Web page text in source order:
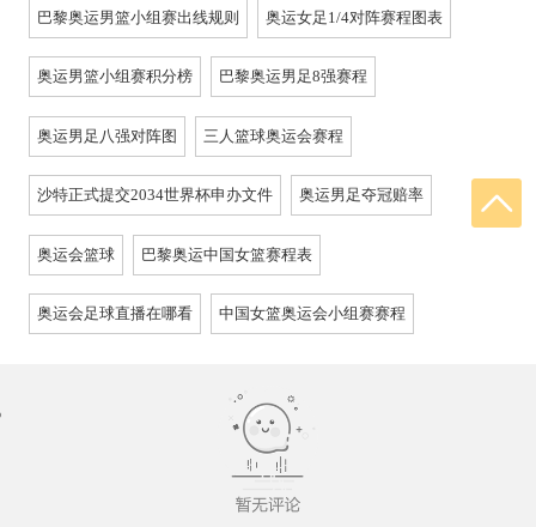
巴黎奥运男篮小组赛出线规则 奥运女足1/4对阵赛程图表
奥运男篮小组赛积分榜 巴黎奥运男足8强赛程
奥运男足八强对阵图 三人篮球奥运会赛程
沙特正式提交2034世界杯申办文件 奥运男足夺冠赔率
奥运会篮球 巴黎奥运中国女篮赛程表
奥运会足球直播在哪看 中国女篮奥运会小组赛赛程